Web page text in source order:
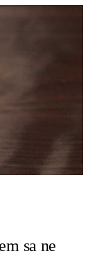
sa ne